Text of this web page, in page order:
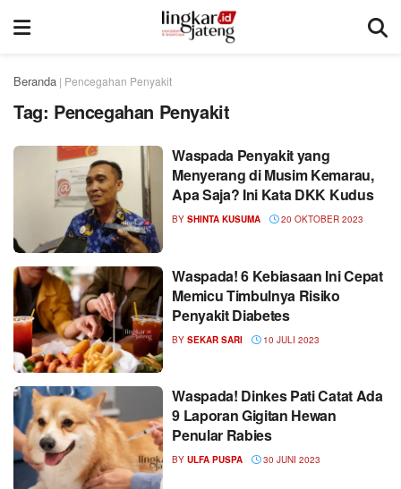
Beranda | Pencegahan Penyakit
Tag: Pencegahan Penyakit
Waspada Penyakit yang
Menyerang di Musim Kemarau,
Apa Saja? Ini Kata DKK Kudus
BY SHINTA KUSUMA 20 OKTOBER 2023
Waspada! 6 Kebiasaan Ini Cepat
Memicu Timbulnya Risiko
Penyakit Diabetes
BY SEKAR SARI 10 JULI 2023
Waspada! Dinkes Pati Catat Ada
9 Laporan Gigitan Hewan
Penular Rabies
BY ULFA PUSPA 30 JUNI 2023